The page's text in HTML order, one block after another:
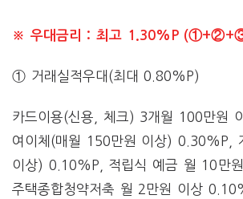
※ 우대금리 : 최고 1.30%P
① 거래실적우대(최대 0.80%P)
카드이용(신용, 체크) 3개월 100만원
여이체(매월 150만원 이상) 0.30%P,
이상) 0.10%P, 적립식 예금 월 10만
주택종합청약저축 월 2만원 이상